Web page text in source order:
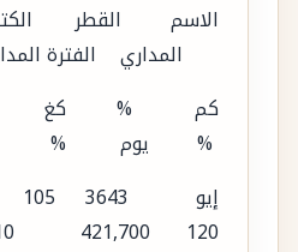
الاسم القطر
المداري الفترة
كم %
% يوم %
120 421,700 110 1.77 7